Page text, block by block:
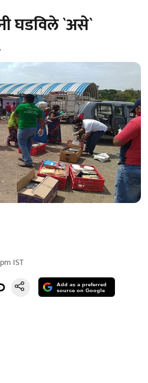
घडविले `असे`
IST
Add as a preferred
source on Google